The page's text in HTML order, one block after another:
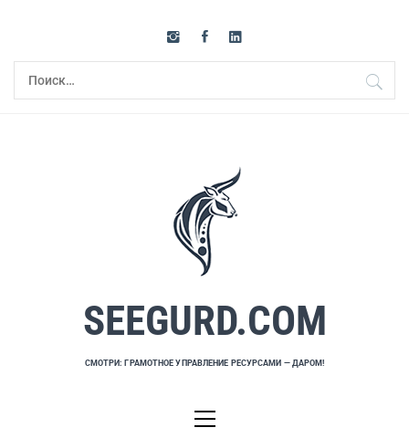
содержимому
Найти:
SEEGURD.COM
СМОТРИ: ГРАМОТНОЕ УПРАВЛЕНИЕ РЕСУРСАМИ — ДАРОМ!
меню